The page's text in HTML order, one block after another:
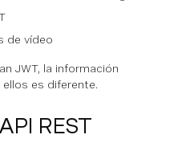
de vídeo
JWT, la información
es diferente.
REST